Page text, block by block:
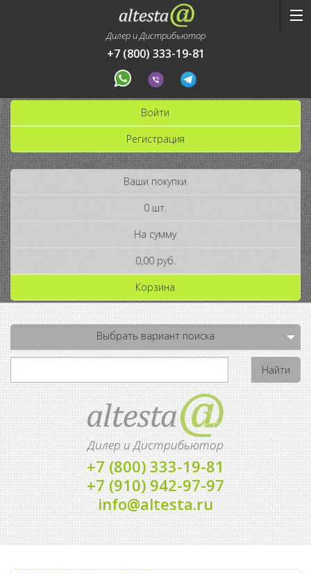
Дилер и Дистрибьютор
+7 (800) 333-19-81
Войти
Регистрация
Ваши покупки
0 шт.
На сумму
0,00 руб.
Корзина
Выбрать вариант поиска
Дилер и Дистрибьютор
+7 (800) 333-19-81
+7 (910) 942-97-97
info@altesta.ru